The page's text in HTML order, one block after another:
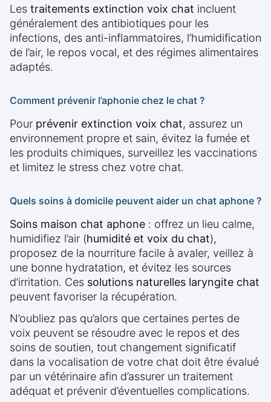
Les traitements extinction voix chat incluent
généralement des antibiotiques pour les
infections, des anti-inflammatoires, l’humidification
de l’air, le repos vocal, et des régimes alimentaires
adaptés.
Comment prévenir l’aphonie chez le chat ?
Pour prévenir extinction voix chat, assurez un
environnement propre et sain, évitez la fumée et
les produits chimiques, surveillez les vaccinations
et limitez le stress chez votre chat.
Quels soins à domicile peuvent aider un chat aphone ?
Soins maison chat aphone : offrez un lieu calme,
humidifiez l’air (humidité et voix du chat),
proposez de la nourriture facile à avaler, veillez à
une bonne hydratation, et évitez les sources
d’irritation. Ces solutions naturelles laryngite chat
peuvent favoriser la récupération.
N’oubliez pas qu’alors que certaines pertes de
voix peuvent se résoudre avec le repos et des
soins de soutien, tout changement significatif
dans la vocalisation de votre chat doit être évalué
par un vétérinaire afin d’assurer un traitement
adéquat et prévenir d’éventuelles complications.